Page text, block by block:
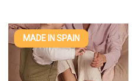
MADE IN SPAIN